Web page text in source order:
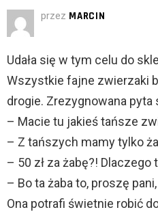
przez MARCIN
Udała się w tym celu do
Wszystkie fajne zwierzaki
drogie. Zrezygnowana
– Macie tu jakieś tańsze
– Z tańszych mamy tylko
– 50 zł za żabę?! Dlaczego
– Bo ta żaba to, proszę
Ona potrafi świetnie robić